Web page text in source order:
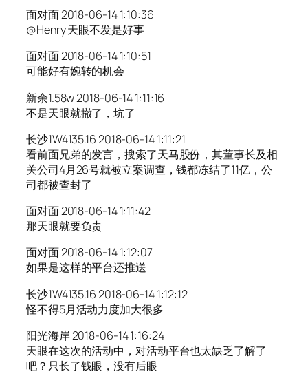
面对面 2018-06-14 1:10:36
@Henry 天眼不发是好事
面对面 2018-06-14 1:10:51
可能好有婉转的机会
新余1.58w 2018-06-14 1:11:16
不是天眼就撤了，坑了
长沙1W4135.16 2018-06-14 1:11:21
看前面兄弟的发言，搜索了天马股份，其董事长及相
关公司4月26号就被立案调查，钱都冻结了11亿，公
司都被查封了
面对面 2018-06-14 1:11:42
那天眼就要负责
面对面 2018-06-14 1:12:07
如果是这样的平台还推送
长沙1W4135.16 2018-06-14 1:12:12
怪不得5月活动力度加大很多
阳光海岸 2018-06-14 1:16:24
天眼在这次的活动中，对活动平台也太缺乏了解了
吧？只长了钱眼，没有后眼